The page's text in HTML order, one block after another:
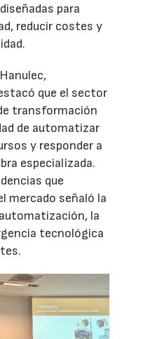
para
reducir costes y
que el sector
transformación
de automatizar
y responder a
especializada.
que
mercado señaló la
la
tecnológica